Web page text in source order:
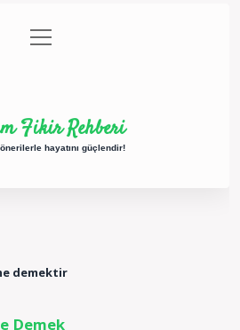
Gizlilik Politikası
menüyü
aç
Fikir Rehberi
önerilerle hayatını güçlendir!
demektir
Demek